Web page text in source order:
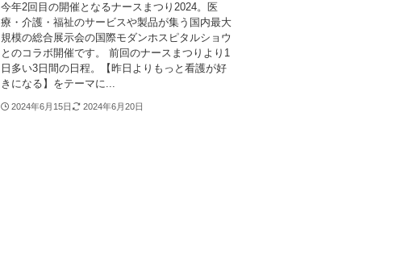
今年2回目の開催となるナースまつり2024。医
療・介護・福祉のサービスや製品が集う国内最大
規模の総合展示会の国際モダンホスピタルショウ
とのコラボ開催です。 前回のナースまつりより1
日多い3日間の日程。【昨日よりもっと看護が好
きになる】をテーマに...
2024年6月15日 2024年6月20日